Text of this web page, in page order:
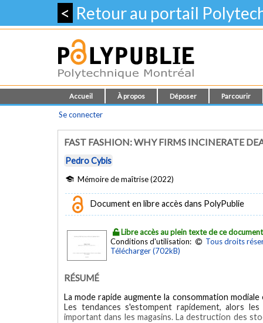
< Retour au portail
Accueil À propos Déposer Parcourir
Se connecter
FAST FASHION: WHY FIRMS INCINERATE
Pedro Cybis
Mémoire de maîtrise (2022)
Document en libre accès dans PolyPublie
Libre accès au plein texte de ce document
Conditions d'utilisation:
Tous droits
Télécharger (702kB)
RÉSUMÉ
La mode rapide augmente la consommation
Les tendances s'estompent rapidement, alors
important dans les magasins. La destruction des